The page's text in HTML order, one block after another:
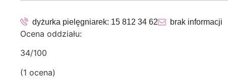
dyżurka pielęgniarek: 15 812 34 62 brak informacji
Ocena oddziału:
34/100
(1 ocena)